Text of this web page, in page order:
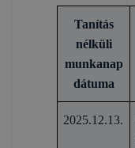
Tanítás
nélküli
munkanap
dátuma
2025.12.13.